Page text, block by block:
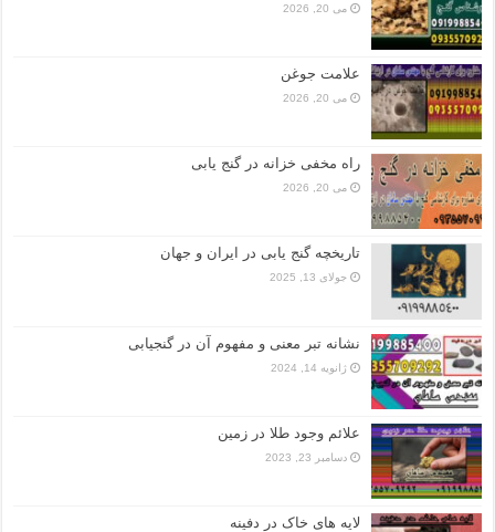
می 20, 2026
علامت جوغن
می 20, 2026
راه مخفی خزانه در گنج یابی
می 20, 2026
تاریخچه گنج‌ یابی در ایران و جهان
جولای 13, 2025
نشانه تبر معنی و مفهوم آن در گنجیابی
ژانویه 14, 2024
علائم وجود طلا در زمین
دسامبر 23, 2023
لایه های خاک در دفینه